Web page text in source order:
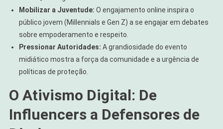
Mobilizar a Juventude: O engajamento online inspira o
público jovem (Millennials e Gen Z) a se engajar em debates
sobre empoderamento e respeito.
Pressionar Autoridades: A grandiosidade do evento
midiático mostra a força da comunidade e a urgência de
políticas de proteção.
O Ativismo Digital: De
Influencers a Defensores de